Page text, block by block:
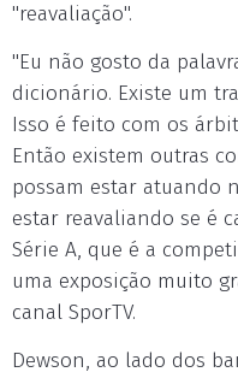
"reavaliação".
"Eu não gosto da
dicionário. Existe um
Isso é feito com os
Então existem outras
possam estar atuando
estar reavaliando se é
Série A, que é a
uma exposição muito
canal SporTV.
Dewson, ao lado dos